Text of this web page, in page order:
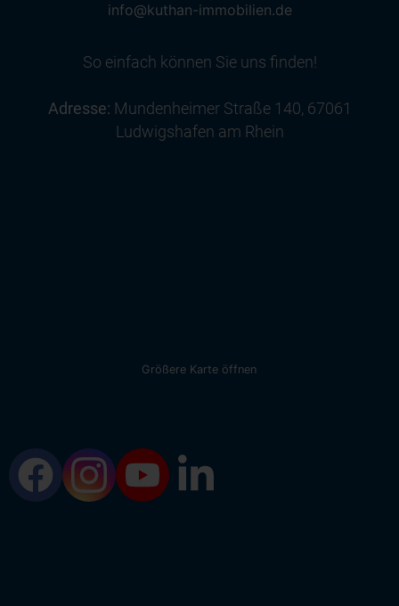
info@kuthan-immobilien.de
So einfach können Sie uns finden!
Adresse: Mundenheimer Straße 140, 67061
Ludwigshafen am Rhein
Größere Karte öffnen